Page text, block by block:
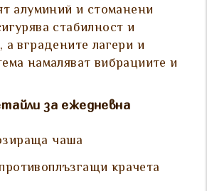
алуминий и стоманени
стабилност и
вградените лагери и
намаляват вибрациите и
за ежедневна
чаша
крачета